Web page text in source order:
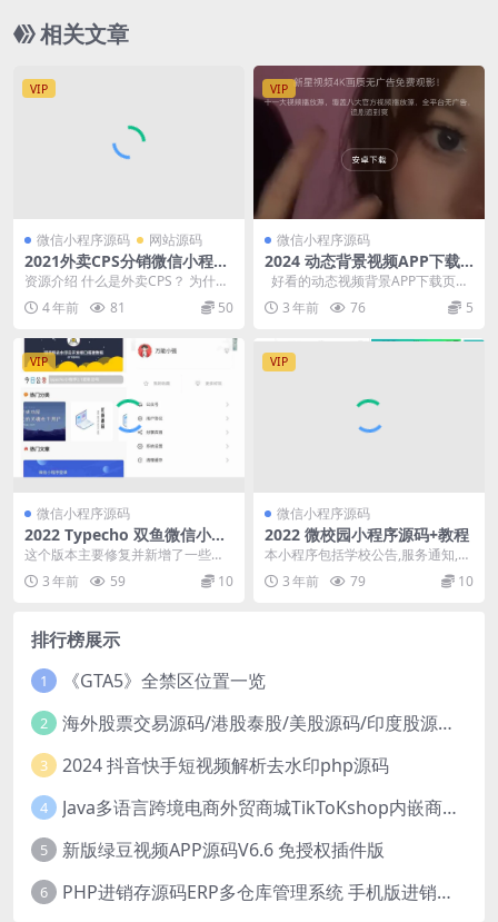
相关文章
VIP
微信小程序源码 网站源码
2021外卖CPS分销微信小程序
源码外卖侠CPS完整源码
资源介绍 什么是外卖CPS？ 为什么
这个项目突然流行起来 什么是外卖
CPS项目？...
4 年前 81 50
VIP
微信小程序源码
2024 动态背景视频APP下载
页源码
好看的动态视频背景APP下载页源
码，可以二开修改做个人主页
3 年前 76 5
VIP
微信小程序源码
2022 Typecho 双鱼微信小程
序源码v2.5
这个版本主要修复并新增了一些功
能，主要是首页热门分类改为由后
台修改控制，文章详情...
3 年前 59 10
VIP
微信小程序源码
2022 微校园小程序源码+教程
本小程序包括学校公告,服务通知,校
园新闻,校园风光,校园活动,校历,课
程表,失物...
3 年前 79 10
排行榜展示
1 《GTA5》全禁区位置一览
2 海外股票交易源码/港股泰股/美股源码/印度股源码/马拉西亚股票源码/国际股票配资
3 2024 抖音快手短视频解析去水印php源码
4 Java多语言跨境电商外贸商城TikToKshop内嵌商城I商家入驻I一键铺
5 新版绿豆视频APP源码V6.6 免授权插件版
6 PHP进销存源码ERP多仓库管理系统 手机版进销存 php网络版进销存小程序